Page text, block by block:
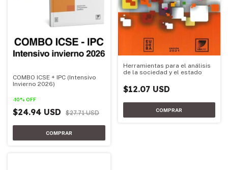
COMBO ICSE + IPC (Intensivo
Invierno 2026)
-10% OFF
$24.94 USD $27.71 USD
Herramientas para el análisis
de la sociedad y el estado
$12.07 USD